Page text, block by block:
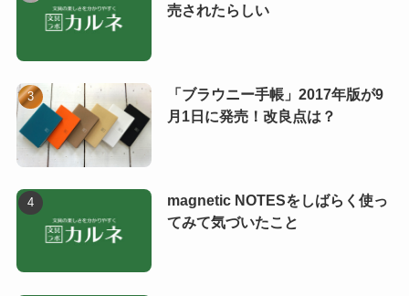
売されたらしい
「ブラウニー手帳」2017年版が9
月1日に発売！改良点は？
magnetic NOTESをしばらく使っ
てみて気づいたこと